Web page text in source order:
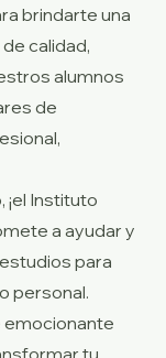
brindarte una
calidad,
alumnos
de
¡el Instituto
a ayudar y
para
personal.
emocionante
tu